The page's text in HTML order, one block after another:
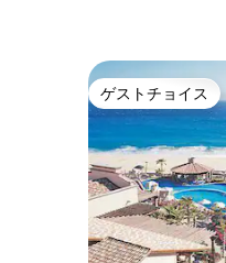
ゲストチョイス
ゲストチョイス